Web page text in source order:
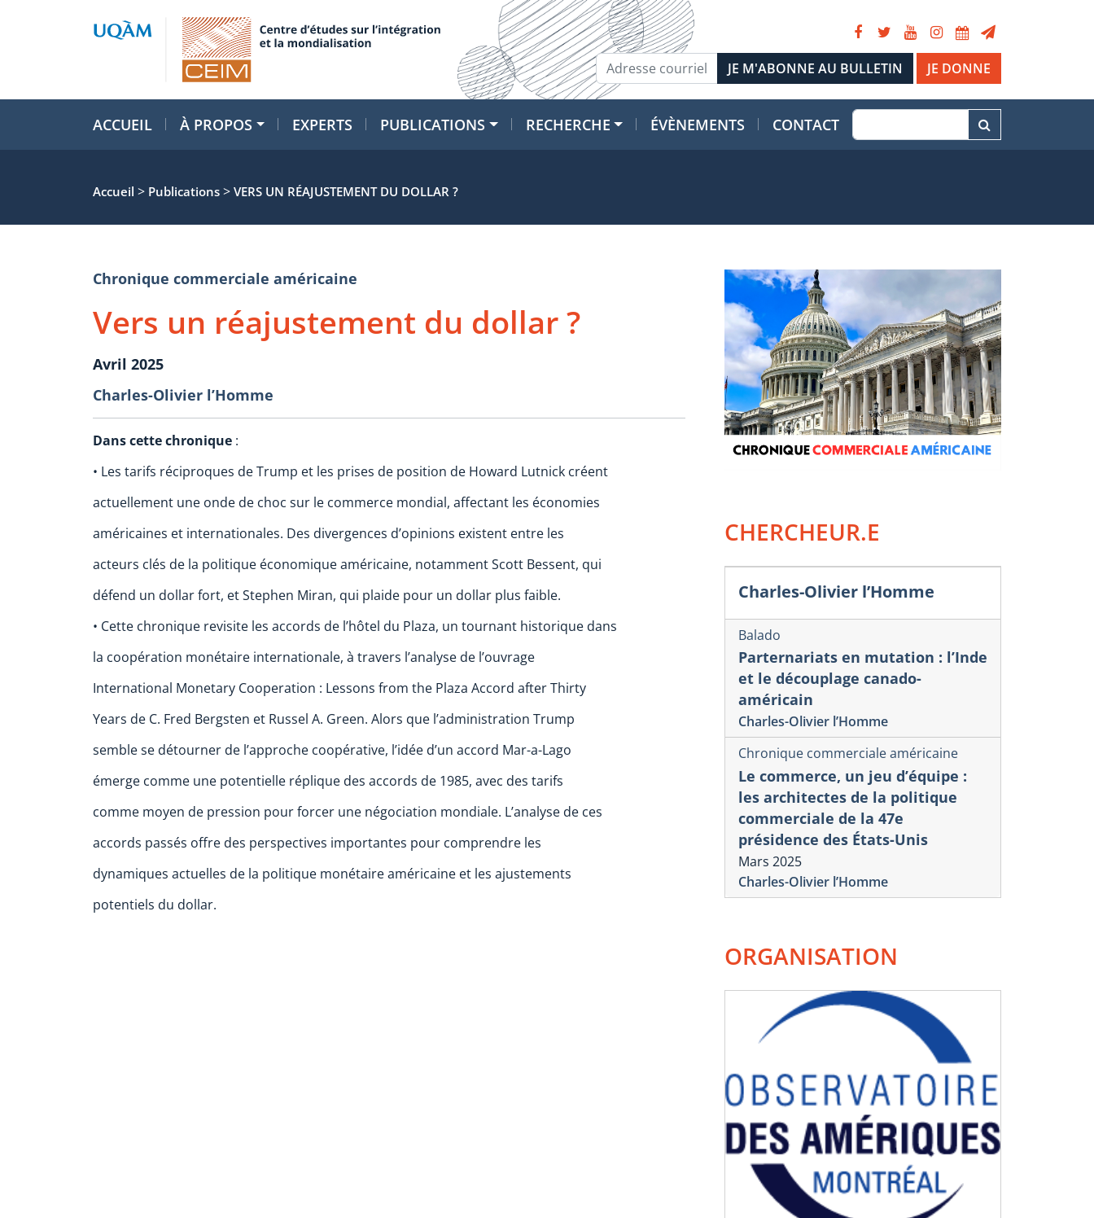
JE DONNE
ACCUEIL À PROPOS EXPERTS PUBLICATIONS RECHERCHE ÉVÈNEMENTS CONTACT
Accueil > Publications > VERS UN RÉAJUSTEMENT DU DOLLAR ?
Chronique commerciale américaine
Vers un réajustement du dollar ?
Avril 2025
Charles-Olivier l’Homme
Dans cette chronique :
• Les tarifs réciproques de Trump et les prises de position de Howard Lutnick créent
actuellement une onde de choc sur le commerce mondial, affectant les économies
américaines et internationales. Des divergences d’opinions existent entre les
acteurs clés de la politique économique américaine, notamment Scott Bessent, qui
défend un dollar fort, et Stephen Miran, qui plaide pour un dollar plus faible.
• Cette chronique revisite les accords de l’hôtel du Plaza, un tournant historique dans
la coopération monétaire internationale, à travers l’analyse de l’ouvrage
International Monetary Cooperation : Lessons from the Plaza Accord after Thirty
Years de C. Fred Bergsten et Russel A. Green. Alors que l’administration Trump
semble se détourner de l’approche coopérative, l’idée d’un accord Mar-a-Lago
émerge comme une potentielle réplique des accords de 1985, avec des tarifs
comme moyen de pression pour forcer une négociation mondiale. L’analyse de ces
accords passés offre des perspectives importantes pour comprendre les
dynamiques actuelles de la politique monétaire américaine et les ajustements
potentiels du dollar.
CHERCHEUR.E
Charles-Olivier l’Homme
Balado
Parternariats en mutation : l’Inde
et le découplage canado-
américain
Charles-Olivier l’Homme
Chronique commerciale américaine
Le commerce, un jeu d’équipe :
les architectes de la politique
commerciale de la 47e
présidence des États-Unis
Mars 2025
Charles-Olivier l’Homme
ORGANISATION